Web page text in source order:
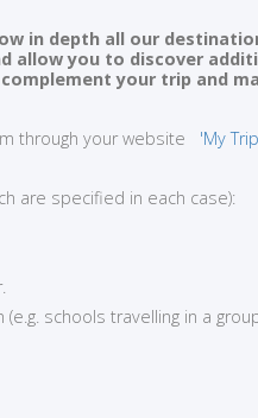
in depth all our
you to discover
your trip and
through your website 'My
are specified in each case):
schools travelling in a